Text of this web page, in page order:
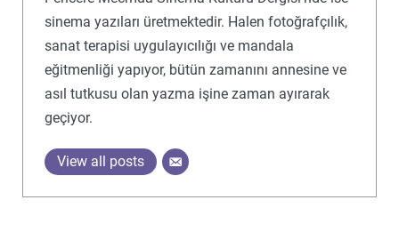
sinema yazıları üretmektedir. Halen fotoğrafçılık,
sanat terapisi uygulayıcılığı ve mandala
eğitmenliği yapıyor, bütün zamanını annesine ve
asıl tutkusu olan yazma işine zaman ayırarak
geçiyor.
View all posts